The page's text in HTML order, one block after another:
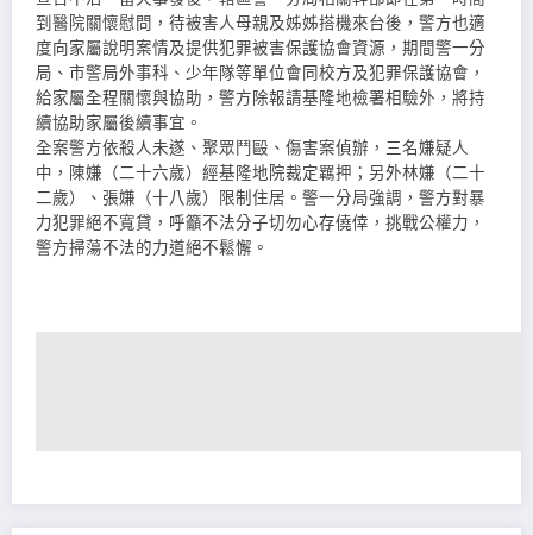
到醫院關懷慰問，待被害人母親及姊姊搭機來台後，警方也適
度向家屬說明案情及提供犯罪被害保護協會資源，期間警一分
局、市警局外事科、少年隊等單位會同校方及犯罪保護協會，
給家屬全程關懷與協助，警方除報請基隆地檢署相驗外，將持
續協助家屬後續事宜。
全案警方依殺人未遂、聚眾鬥毆、傷害案偵辦，三名嫌疑人
中，陳嫌（二十六歲）經基隆地院裁定羈押；另外林嫌（二十
二歲）、張嫌（十八歲）限制住居。警一分局強調，警方對暴
力犯罪絕不寬貸，呼籲不法分子切勿心存僥倖，挑戰公權力，
警方掃蕩不法的力道絕不鬆懈。